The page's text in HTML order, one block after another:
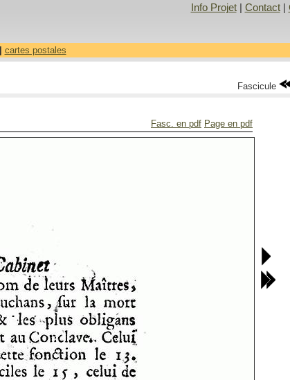
Info Projet| Contact|
cartes postales
Fascicule
Fasc. en pdf Page en pdf